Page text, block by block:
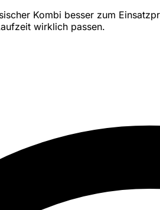
Kombi besser zum
wirklich passen.